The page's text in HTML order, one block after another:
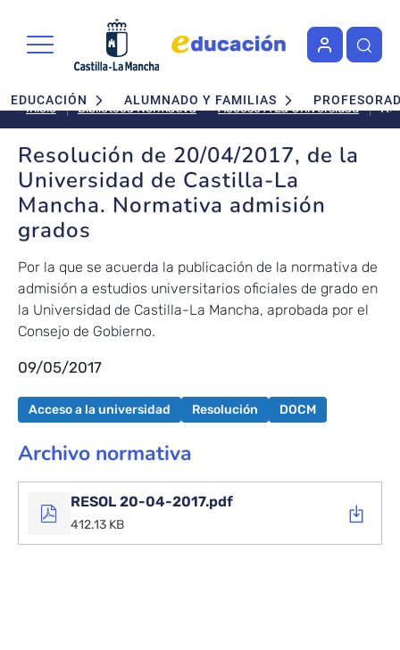
Navegación principal
EDUCACIÓN ALUMNADO Y FAMILIAS
Inicio Biblioteca Normativa Acceso A La Universidad
de
Resolución de 20/04/2017, de la
Universidad de Castilla-La
Mancha. Normativa admisión
grados
Por la que se acuerda la publicación de la normativa de
admisión a estudios universitarios oficiales de grado en
la Universidad de Castilla-La Mancha, aprobada por el
Consejo de Gobierno.
09/05/2017
Acceso a la universidad Resolución DOCM
Archivo normativa
RESOL 20-04-2017.pdf
412.13 KB